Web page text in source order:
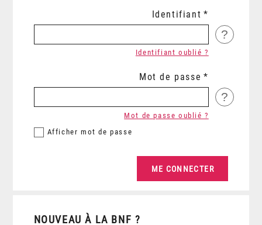
Identifiant
?
Identifiant oublié ?
Mot de passe
?
Afficher mot de passe
Mot de passe oublié ?
NOUVEAU À LA BNF ?